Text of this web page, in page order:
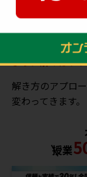
ただ闇雲に演習
スルーは生まれ
に任せ、オンラ
ように解けばい
解き方のアプロ
変わってきます。
授業